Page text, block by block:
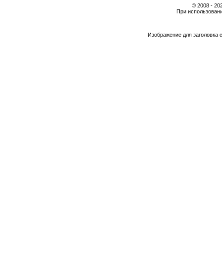
© 2008 -
При
Изображение для